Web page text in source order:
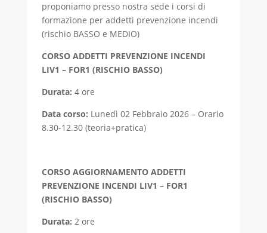
proponiamo presso nostra sede i corsi di
formazione per addetti prevenzione incendi
(rischio BASSO e MEDIO)
CORSO ADDETTI PREVENZIONE INCENDI
LIV1 – FOR1 (RISCHIO BASSO)
Durata: 4 ore
Data corso: Lunedì 02 Febbraio 2026 – Orario
8.30-12.30 (teoria+pratica)
CORSO AGGIORNAMENTO ADDETTI
PREVENZIONE INCENDI LIV1 – FOR1
(RISCHIO BASSO)
Durata: 2 ore